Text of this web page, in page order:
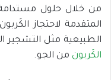
من خلال حلول مستدامة
المتقدمة لاحتجاز
الطبيعية مثل
الكَربون من الجو.